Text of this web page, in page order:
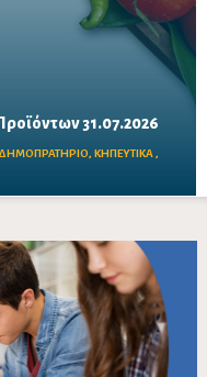
31.07.2026
ΔΗΜΟΠΡΑΤΗΡΙΟ, ΚΗΠΕΥΤΙΚΑ,